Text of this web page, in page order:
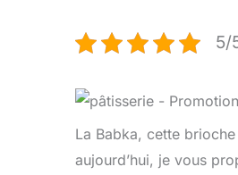
5/
La Babka, cette
aujourd’hui, je vous